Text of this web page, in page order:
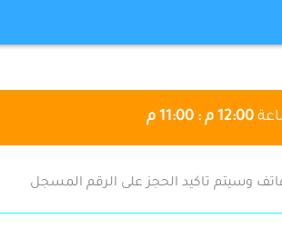
12:00 م : 11:00 م
وسيتم تاكيد الحجز على الرقم المسجل